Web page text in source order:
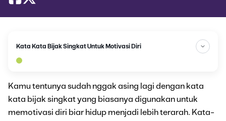
Kata Kata Bijak Singkat Untuk Motivasi Diri
Kamu tentunya sudah nggak asing lagi dengan kata
kata bijak singkat yang biasanya digunakan untuk
memotivasi diri biar hidup menjadi lebih terarah. Kata-